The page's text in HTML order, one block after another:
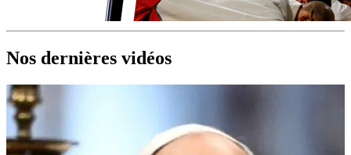
Nos dernières vidéos